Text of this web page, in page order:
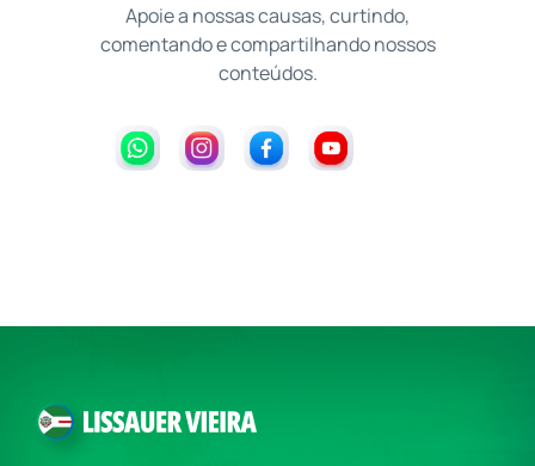
Apoie a nossas causas, curtindo,
comentando e compartilhando nossos
conteúdos.